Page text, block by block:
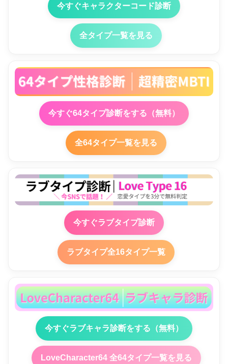
今すぐキャラクターコード診断
全タイプ一覧を見る
今すぐ64タイプ診断をする（無料）
全64タイプ一覧を見る
今すぐラブタイプ診断
ラブタイプ全16タイプ一覧
今すぐラブキャラ診断をする（無料）
LoveCharacter64 全64タイプ一覧を見る